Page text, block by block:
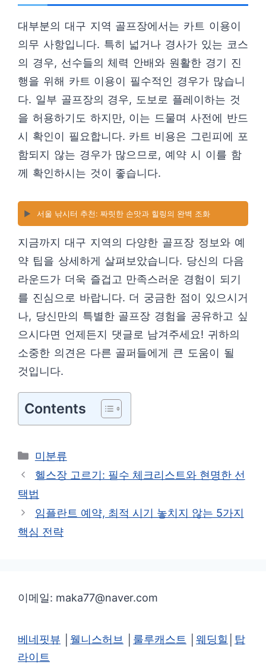
대부분의 대구 지역 골프장에서는 카트 이용이
의무 사항입니다. 특히 넓거나 경사가 있는 코스
의 경우, 선수들의 체력 안배와 원활한 경기 진
행을 위해 카트 이용이 필수적인 경우가 많습니
다. 일부 골프장의 경우, 도보로 플레이하는 것
을 허용하기도 하지만, 이는 드물며 사전에 반드
시 확인이 필요합니다. 카트 비용은 그린피에 포
함되지 않는 경우가 많으므로, 예약 시 이를 함
께 확인하시는 것이 좋습니다.
▶️ 서울 낚시터 추천: 짜릿한 손맛과 힐링의 완벽 조화
지금까지 대구 지역의 다양한 골프장 정보와 예
약 팁을 상세하게 살펴보았습니다. 당신의 다음
라운드가 더욱 즐겁고 만족스러운 경험이 되기
를 진심으로 바랍니다. 더 궁금한 점이 있으시거
나, 당신만의 특별한 골프장 경험을 공유하고 싶
으시다면 언제든지 댓글로 남겨주세요! 귀하의
소중한 의견은 다른 골퍼들에게 큰 도움이 될
것입니다.
Contents
카
테
리
미분류
헬스장 고르기: 필수 체크리스트와 현명한 선
택법
임플란트 예약, 최적 시기 놓치지 않는 5가지
핵심 전략
이메일: maka77@naver.com
베네핏뷰 웰니스허브 룰루캐스트 웨딩힐
탑
라이트